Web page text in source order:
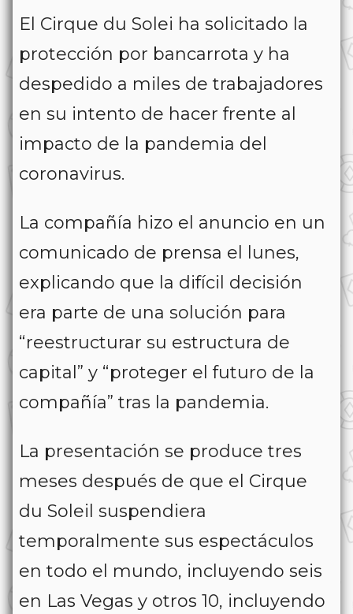
El Cirque du Solei ha solicitado la
protección por bancarrota y ha
despedido a miles de trabajadores
en su intento de hacer frente al
impacto de la pandemia del
coronavirus.
La compañía hizo el anuncio en un
comunicado de prensa el lunes,
explicando que la difícil decisión
era parte de una solución para
“reestructurar su estructura de
capital” y “proteger el futuro de la
compañía” tras la pandemia.
La presentación se produce tres
meses después de que el Cirque
du Soleil suspendiera
temporalmente sus espectáculos
en todo el mundo, incluyendo seis
en Las Vegas y otros 10, incluyendo